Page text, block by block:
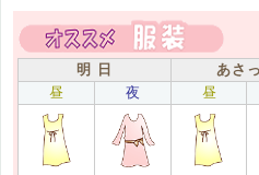
明 日
あさ
昼
夜 昼